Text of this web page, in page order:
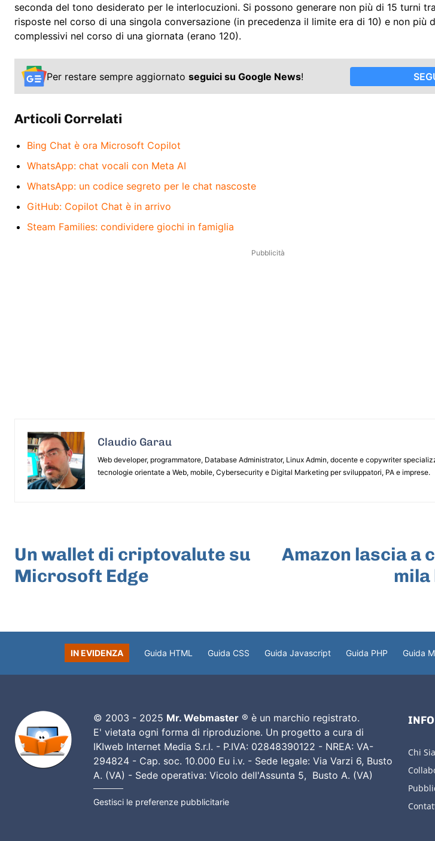
seconda del tono desiderato per le interlocuzioni. Si possono generare non più di 15 turni
risposte nel corso di una singola conversazione (in precedenza il limite era di 10) e non più
complessivi nel corso di una giornata (erano 120).
Per restare sempre aggiornato seguici su Google News!
Articoli Correlati
Bing Chat è ora Microsoft Copilot
WhatsApp: chat vocali con Meta AI
WhatsApp: un codice segreto per le chat nascoste
GitHub: Copilot Chat è in arrivo
Steam Families: condividere giochi in famiglia
Pubblicità
Claudio Garau
Web developer, programmatore, Database Administrator, Linux Admin, docente e copywriter
tecnologie orientate a Web, mobile, Cybersecurity e Digital Marketing per sviluppatori, PA e imprese.
Un wallet di criptovalute su
Microsoft Edge
Amazon lascia a
IN EVIDENZA Guida HTML Guida CSS Guida Javascript Guida PHP Guida
© 2003 - 2025 Mr. Webmaster® è un marchio registrato.
E' vietata ogni forma di riproduzione. Un progetto a cura di
IKIweb Internet Media S.r.l. - P.IVA: 02848390122 - NREA: VA-
294824 - Cap. soc. 10.000 Eu i.v. - Sede legale: Via Varzi 6, Busto
A. (VA) - Sede operativa: Vicolo dell'Assunta 5, Busto A. (VA)
Gestisci le preferenze pubblicitarie
Chi